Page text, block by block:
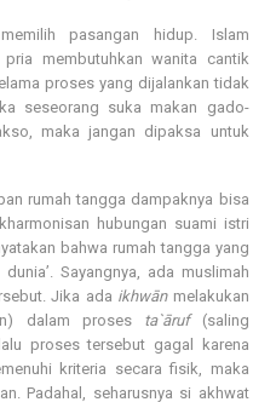
pasangan hidup. Islam
membutuhkan wanita cantik
proses yang dijalankan tidak
seseorang suka makan gado-
maka jangan dipaksa untuk
rumah tangga dampaknya bisa
hubungan suami istri
bahwa rumah tangga yang
Sayangnya, ada muslimah
Jika ada ikhwānmelakukan
dalam proses ta`āruf(saling
proses tersebut gagal karena
kriteria secara fisik, maka
Padahal, seharusnya si akhwat